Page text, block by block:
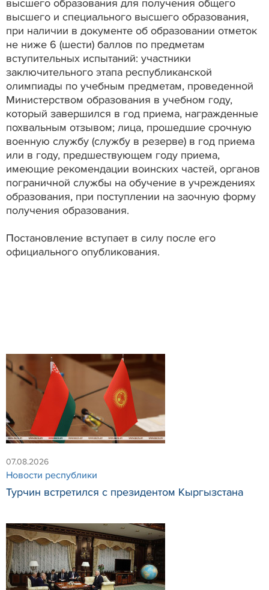
высшего образования для получения общего
высшего и специального высшего образования,
при наличии в документе об образовании отметок
не ниже 6 (шести) баллов по предметам
вступительных испытаний: участники
заключительного этапа республиканской
олимпиады по учебным предметам, проведенной
Министерством образования в учебном году,
который завершился в год приема, награжденные
похвальным отзывом; лица, прошедшие срочную
военную службу (службу в резерве) в год приема
или в году, предшествующем году приема,
имеющие рекомендации воинских частей, органов
пограничной службы на обучение в учреждениях
образования, при поступлении на заочную форму
получения образования.
Постановление вступает в силу после его
официального опубликования.
07.08.2026
Новости республики
Турчин встретился с президентом Кыргызстана